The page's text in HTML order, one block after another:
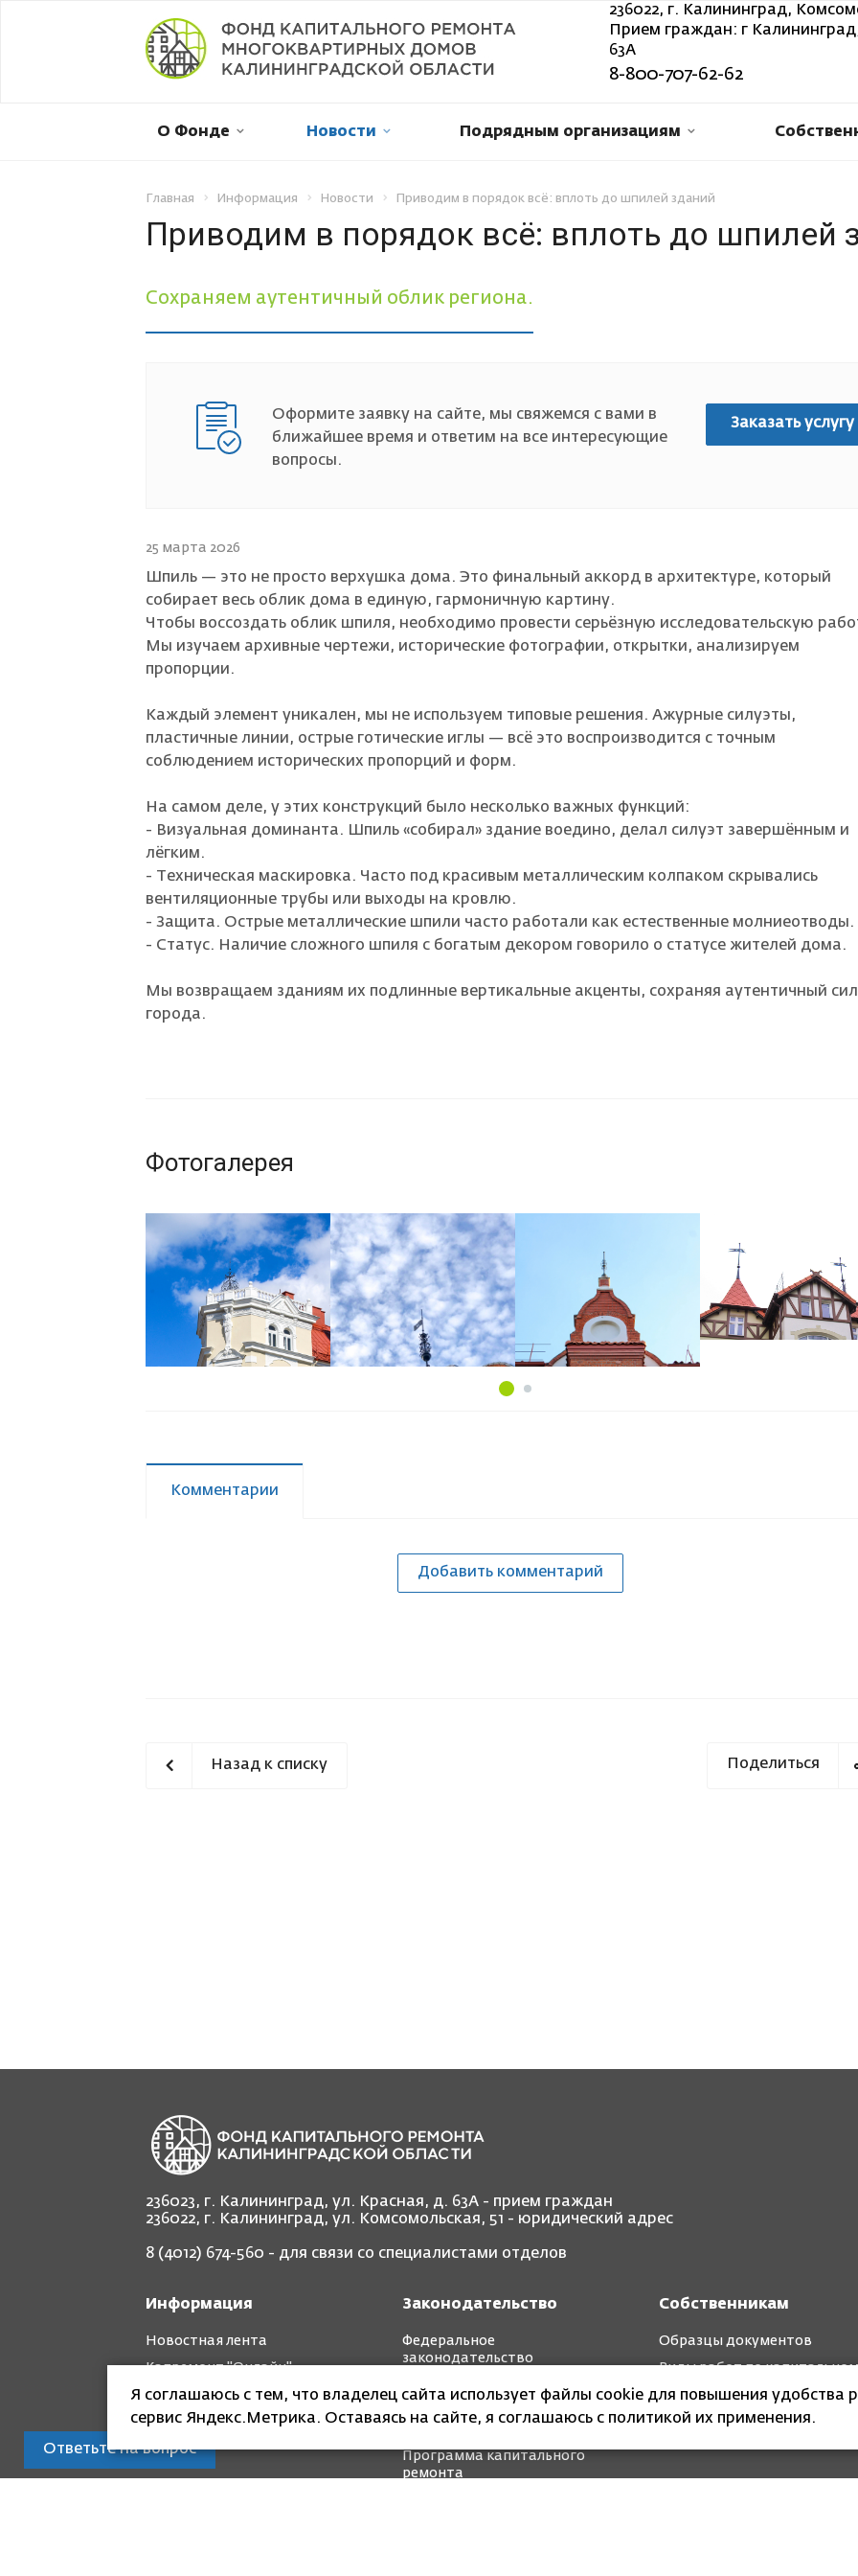
236022, г. Калининград,
Прием граждан: г
63А
8-800-707-62-62
О Фонде Новости Подрядным организациям
Отправить обращение
Смена собственника
Ответьте на вопрос
Главная Информация Новости Приводим в порядок всё: вплоть до шпилей зданий
Приводим в порядок всё: вплоть до шпилей
Сохраняем аутентичный облик региона.
Оформите заявку на сайте, мы свяжемся с вами в
ближайшее время и ответим на все интересующие
вопросы.
Заказать услугу
25 марта 2026
Шпиль — это не просто верхушка дома. Это финальный аккорд в архитектуре, который
собирает весь облик дома в единую, гармоничную картину.
Чтобы воссоздать облик шпиля, необходимо провести серьёзную исследовательскую
Мы изучаем архивные чертежи, исторические фотографии, открытки, анализируем
пропорции.
Каждый элемент уникален, мы не используем типовые решения. Ажурные силуэты,
пластичные линии, острые готические иглы — всё это воспроизводится с точным
соблюдением исторических пропорций и форм.
На самом деле, у этих конструкций было несколько важных функций:
- Визуальная доминанта. Шпиль «собирал» здание воедино, делал силуэт завершённым и
лёгким.
- Техническая маскировка. Часто под красивым металлическим колпаком скрывались
вентиляционные трубы или выходы на кровлю.
- Защита. Острые металлические шпили часто работали как естественные молниеотводы.
- Статус. Наличие сложного шпиля с богатым декором говорило о статусе жителей дома.
Мы возвращаем зданиям их подлинные вертикальные акценты, сохраняя аутентичный
города.
Фотогалерея
Комментарии
Добавить комментарий
Поделиться
Назад к списку
236023, г. Калининград, ул. Красная, д. 63А - прием граждан
236022, г. Калининград, ул. Комсомольская, 51 - юридический адрес
8 (4012) 674-560 - для связи со специалистами отделов
Информация
Новостная лента
Капремонт "Онлайн"
Фотоотчет "до" и "после"
Законодательство
Федеральное
законодательство
Региональное
законодательство
Программа капитального
ремонта
Собственникам
Образцы документов
Виды работ по
Я соглашаюсь с тем, что владелец сайта использует файлы cookie для повышения удобства
сервис Яндекс.Метрика. Оставаясь на сайте, я соглашаюсь с политикой их применения.